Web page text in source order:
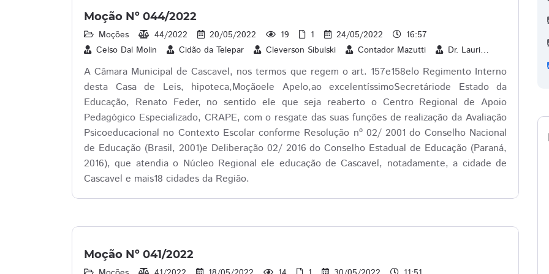
Moção Nº 044/2022
Moções 44/2022 20/05/2022 19 1 24/05/2022
16:57
Celso Dal Molin
Cidão da Telepar Cleverson Sibulski Contador Mazutti Dr. Lauri Edson
A Câmara Municipal de Cascavel, nos termos que regem o art. 157e158elo Regimento Interno
desta Casa de Leis, hipoteca,Moçãoele Apelo,ao excelentíssimoSecretáriode Estado da
Educação, Renato Feder, no sentido ele que seja reaberto o Centro Regional de Apoio
Pedagógico Especializado, CRAPE, com o resgate das suas funções de realização da Avaliação
Psicoeducacional no Contexto Escolar conforme Resolução nº 02/ 2001 do Conselho Nacional
de Educação (Brasil, 2001)e Deliberação 02/ 2016 do Conselho Estadual de Educação (Paraná,
2016), que atendia o Núcleo Regional ele educação de Cascavel, notadamente, a cidade de
Cascavel e mais18 cidades da Região.
Moção Nº 041/2022